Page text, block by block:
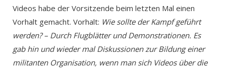
Videos habe der Vorsitzende beim letzten Mal einen
Vorhalt gemacht. Vorhalt: Wie sollte der Kampf geführt
werden? – Durch Flugblätter und Demonstrationen. Es
gab hin und wieder mal Diskussionen zur Bildung einer
militanten Organisation, wenn man sich Videos über die